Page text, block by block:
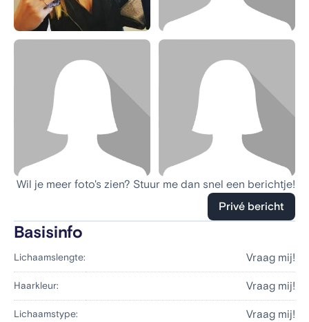
Wil je meer foto's zien? Stuur me dan snel een berichtje!
Privé bericht
Basisinfo
Lichaamslengte: Vraag mij!
Haarkleur: Vraag mij!
Lichaamstype: Vraag mij!